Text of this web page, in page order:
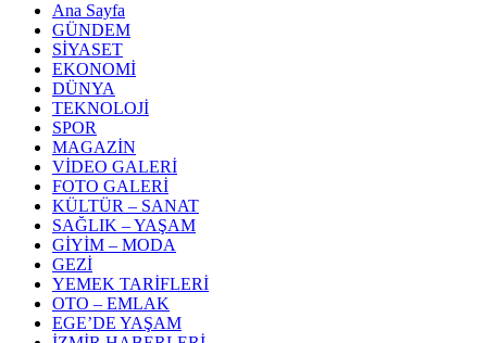
Ana Sayfa
GÜNDEM
SİYASET
EKONOMİ
DÜNYA
TEKNOLOJİ
SPOR
MAGAZİN
VİDEO GALERİ
FOTO GALERİ
KÜLTÜR – SANAT
SAĞLIK – YAŞAM
GİYİM – MODA
GEZİ
YEMEK TARİFLERİ
OTO – EMLAK
EGE’DE YAŞAM